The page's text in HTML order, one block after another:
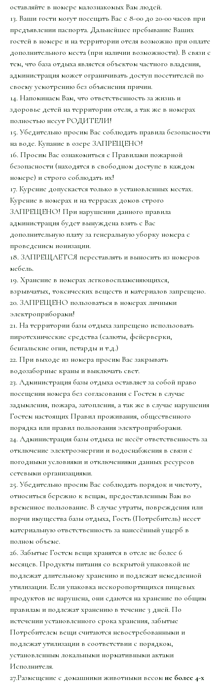
оставляйте в номере малознакомых Вам людей.
13. Ваши гости могут посещать Вас с 8-00 до 20-00 часов при
предъявлении паспорта. Дальнейшее пребывание Ваших
гостей в номере и на территории отеля возможно при оплате
дополнительного места (при наличии возможности). В связи с
тем, что база отдыха является объектом частного владения,
администрация может ограничивать доступ посетителей по
своему усмотрению без объяснения причин.
14. Напоминаем Вам, что ответственность за жизнь и
здоровье детей на территории отеля, а так же в номерах
полностью несут РОДИТЕЛИ!
15. Убедительно просим Вас соблюдать правила безопасности
на воде. Купание в озере ЗАПРЕЩЕНО!
16. Просим Вас ознакомиться с Правилами пожарной
безопасности (находятся в свободном доступе в каждом
номере) и строго соблюдать их!
17. Курение допускается только в установленных местах.
Курение в номерах и на террасах домов строго
ЗАПРЕЩЕНО! При нарушении данного правила
администрация будет вынуждена взять с Вас
дополнительную плату за генеральную уборку номера с
проведением ионизации.
18. ЗАПРЕЩАЕТСЯ переставлять и выносить из номеров
мебель.
19. Хранение в номерах легковоспламеняющихся,
взрывчатых, токсических веществ и материалов запрещено.
20. ЗАПРЕЩЕНО пользоваться в номерах личными
электроприборами!
21. На территории базы отдыха запрещено использовать
пиротехнические средства (салюты, фейерверки,
бенгальские огни, петарды и т.д.)
22. При выходе из номера просим Вас закрывать
водозаборные краны и выключать свет.
23. Администрация базы отдыха оставляет за собой право
посещения номера без согласования с Гостем в случае
задымления, пожара, затопления, а так же в случае нарушения
Гостем настоящих Правил проживания, общественного
порядка или правил пользования электроприборами.
24. Администрация базы отдыха не несёт ответственность за
отключение электроэнергии и водоснабжения в связи с
погодными условиями и отключениями данных ресурсов
сетевыми организациями.
25. Убедительно просим Вас соблюдать порядок и чистоту,
относиться бережно к вещам, предоставленным Вам во
временное пользование. В случае утраты, повреждения или
порчи имущества базы отдыха, Гость (Потребитель) несет
материальную ответственность за нанесённый ущерб в
полном объеме.
26. Забытые Гостем вещи хранятся в отеле не более 6
месяцев. Продукты питания со вскрытой упаковкой не
подлежат длительному хранению и подлежат немедленной
утилизации. Если упаковка нескоропортящихся пищевых
продуктов не нарушена, они сдаются на хранение по общим
правилам и подлежат хранению в течение 3 дней. По
истечении установленного срока хранения, забытые
Потребителем вещи считаются невостребованными и
подлежат утилизации в соответствии с порядком,
установленным локальными нормативными актами
Исполнителя.
27.Размещение с домашними животными весом не более 4-х